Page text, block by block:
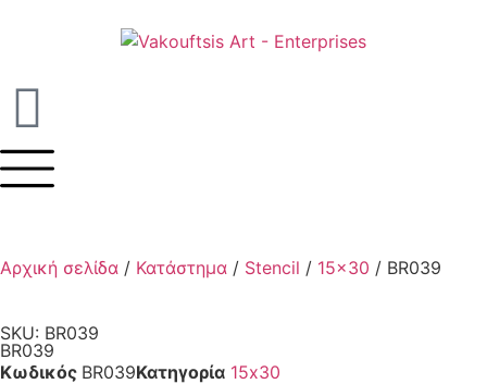
Αρχική σελίδα / Κατάστημα / Stencil / 15x30 / BR039
SKU: BR039
BR039
Κωδικός BR039Κατηγορία 15x30